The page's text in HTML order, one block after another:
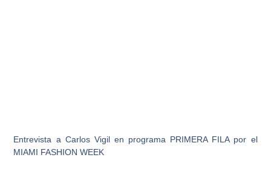
Entrevista a Carlos Vigil en programa PRIMERA FILA por el
MIAMI FASHION WEEK